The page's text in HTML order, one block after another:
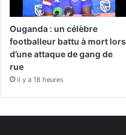
Ouganda : un célèbre
footballeur battu à mort lors
d’une attaque de gang de
rue
il y a 18 heures